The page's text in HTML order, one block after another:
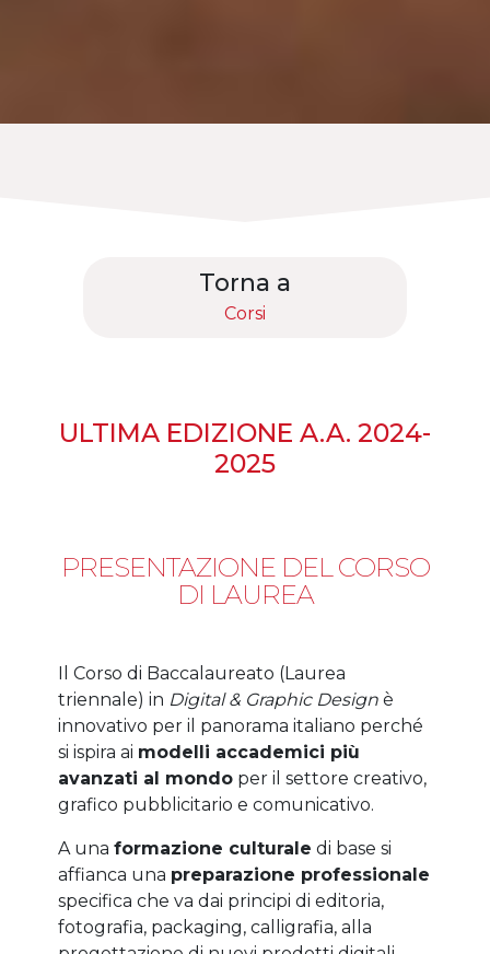
Torna a
Corsi
ULTIMA EDIZIONE A.A. 2024-
2025
PRESENTAZIONE DEL CORSO
DI LAUREA
Il Corso di Baccalaureato (Laurea
triennale) in Digital & Graphic Designè
innovativo per il panorama italiano perché
si ispira ai modelli accademici più
avanzati al mondoper il settore creativo,
grafico pubblicitario e comunicativo.
A una formazione culturale di base si
affianca una preparazione professionale
specifica che va dai principi di editoria,
fotografia, packaging, calligrafia, alla